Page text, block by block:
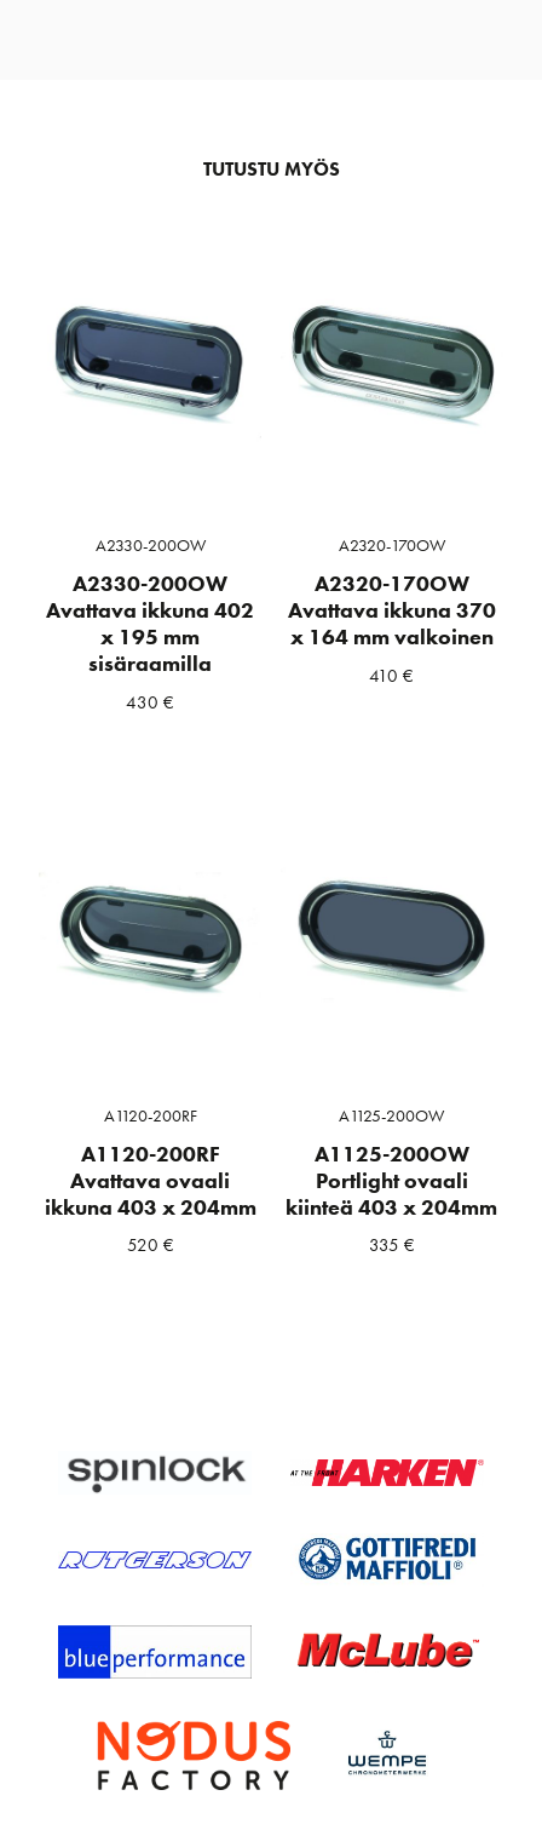
TUTUSTU MYÖS
A2330-200OW
A2330-200OW
Avattava ikkuna 402
x 195 mm
sisäraamilla
430€
A2320-170OW
A2320-170OW
Avattava ikkuna 370
x 164 mm valkoinen
410€
A1120-200RF
A1120-200RF
Avattava ovaali
ikkuna 403 x 204mm
520 €
A1125-200OW
A1125-200OW
Portlight ovaali
kiinteä 403 x 204mm
335 €